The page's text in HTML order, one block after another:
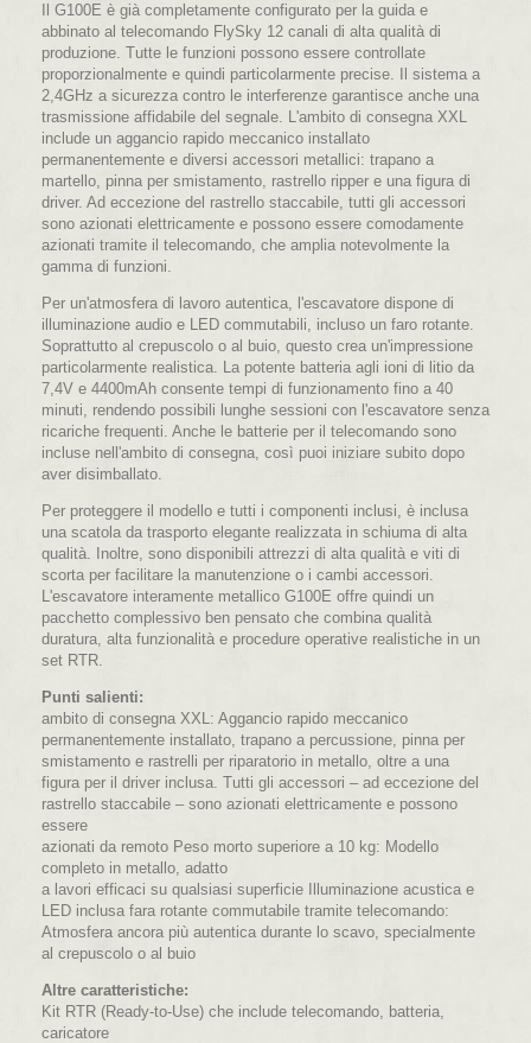
Il G100E è già completamente configurato per la guida e
abbinato al telecomando FlySky 12 canali di alta qualità di
produzione. Tutte le funzioni possono essere controllate
proporzionalmente e quindi particolarmente precise. Il sistema a
2,4GHz a sicurezza contro le interferenze garantisce anche una
trasmissione affidabile del segnale. L'ambito di consegna XXL
include un aggancio rapido meccanico installato
permanentemente e diversi accessori metallici: trapano a
martello, pinna per smistamento, rastrello ripper e una figura di
driver. Ad eccezione del rastrello staccabile, tutti gli accessori
sono azionati elettricamente e possono essere comodamente
azionati tramite il telecomando, che amplia notevolmente la
gamma di funzioni.
Per un'atmosfera di lavoro autentica, l'escavatore dispone di
illuminazione audio e LED commutabili, incluso un faro rotante.
Soprattutto al crepuscolo o al buio, questo crea un'impressione
particolarmente realistica. La potente batteria agli ioni di litio da
7,4V e 4400mAh consente tempi di funzionamento fino a 40
minuti, rendendo possibili lunghe sessioni con l'escavatore senza
ricariche frequenti. Anche le batterie per il telecomando sono
incluse nell'ambito di consegna, così puoi iniziare subito dopo
aver disimballato.
Per proteggere il modello e tutti i componenti inclusi, è inclusa
una scatola da trasporto elegante realizzata in schiuma di alta
qualità. Inoltre, sono disponibili attrezzi di alta qualità e viti di
scorta per facilitare la manutenzione o i cambi accessori.
L'escavatore interamente metallico G100E offre quindi un
pacchetto complessivo ben pensato che combina qualità
duratura, alta funzionalità e procedure operative realistiche in un
set RTR.
Punti salienti:
ambito di consegna XXL: Aggancio rapido meccanico
permanentemente installato, trapano a percussione, pinna per
smistamento e rastrelli per riparatorio in metallo, oltre a una
figura per il driver inclusa. Tutti gli accessori – ad eccezione del
rastrello staccabile – sono azionati elettricamente e possono
essere
azionati da remoto Peso morto superiore a 10 kg: Modello
completo in metallo, adatto
a lavori efficaci su qualsiasi superficie Illuminazione acustica e
LED inclusa fara rotante commutabile tramite telecomando:
Atmosfera ancora più autentica durante lo scavo, specialmente
al crepuscolo o al buio
Altre caratteristiche:
Kit RTR (Ready-to-Use) che include telecomando, batteria,
caricatore